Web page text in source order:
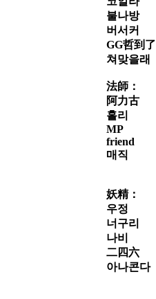
불나방
버서커
GG哲到了
쳐맞을래
法師：
阿力古
홀리
MP
friend
매직
妖精：
우정
너구리
나비
二四六
아나콘다